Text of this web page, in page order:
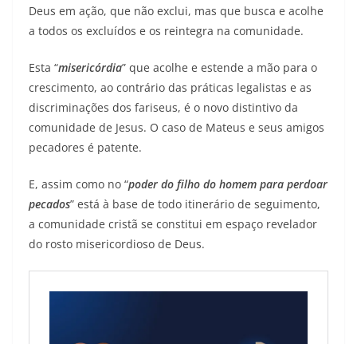
Deus em ação, que não exclui, mas que busca e acolhe
a todos os excluídos e os reintegra na comunidade.
Esta “misericórdia” que acolhe e estende a mão para o
crescimento, ao contrário das práticas legalistas e as
discriminações dos fariseus, é o novo distintivo da
comunidade de Jesus. O caso de Mateus e seus amigos
pecadores é patente.
E, assim como no “poder do filho do homem para perdoar
pecados” está à base de todo itinerário de seguimento,
a comunidade cristã se constitui em espaço revelador
do rosto misericordioso de Deus.